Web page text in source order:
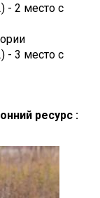
- 2 место с
- 3 место с
ресурс :